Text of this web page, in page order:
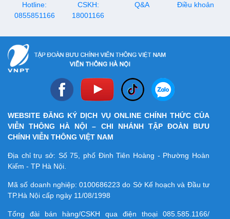
Hotline:
0855851166
CSKH:
18001166
Q&A Điều khoản
WEBSITE ĐĂNG KÝ DỊCH VỤ ONLINE CHÍNH THỨC CỦA
VIỄN THÔNG HÀ NỘI – CHI NHÁNH TẬP ĐOÀN BƯU
CHÍNH VIỄN THÔNG VIỆT NAM
Địa chỉ trụ sở: Số 75, phố Đinh Tiên Hoàng - Phường Hoàn
Kiếm - TP Hà Nội.
Mã số doanh nghiệp:0100686223 do Sở Kế hoạch và Đầu tư
TP.Hà Nội cấp ngày 11/08/1998
Tổng đài bán hàng/CSKH qua điện thoại 085.585.1166/